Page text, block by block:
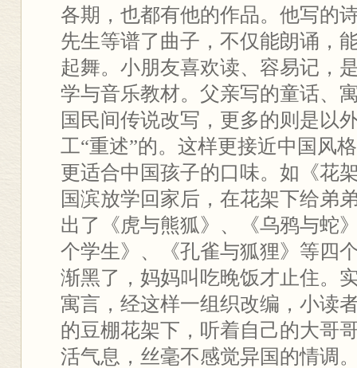
各期，也都有他的作品。他写的
先生等谱了曲子，不仅能朗诵，
起舞。小朋友喜欢读、容易记，
学与音乐教材。父亲写的童话、
国民间传说改写，更多的则是以
工“重述”的。这样更接近中国风
更适合中国孩子的口味。如《花
国滨放学回家后，在花架下给弟
出了《虎与熊狐》、《乌鸦与蛇
个学生》、《孔雀与狐狸》等四
渐黑了，妈妈叫吃晚饭才止住。
寓言，经这样一组织改编，小读
的豆棚花架下，听着自己的大哥
活气息，丝毫不感觉异国的情调